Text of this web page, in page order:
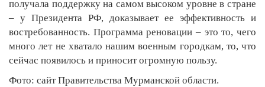
получала поддержку на самом высоком уровне в стране
– у Президента РФ, доказывает ее эффективность и
востребованность. Программа реновации – это то, чего
много лет не хватало нашим военным городкам, то, что
сейчас появилось и приносит огромную пользу.
Фото: сайт Правительства Мурманской области.